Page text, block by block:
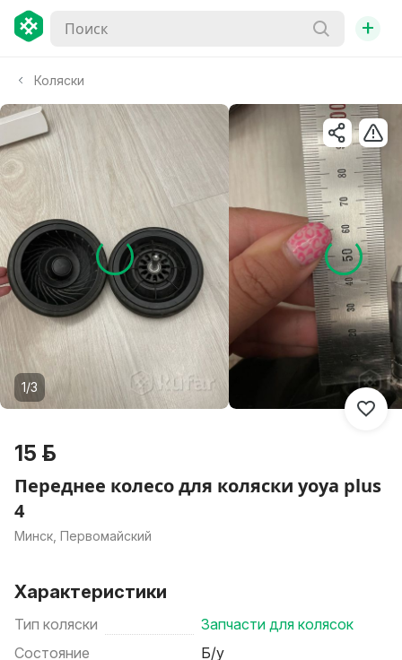
+
Коляски
1/3
15 р.
Переднее колесо для коляски yoya plus
4
Минск, Первомайский
Характеристики
Тип коляски
Запчасти для колясок
Состояние
Б/у